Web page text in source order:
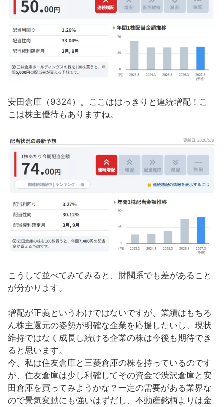
安田倉庫（9324）。ここははっきりと連続増配！こ
こは株主優待もありますね。
こうして並べてみてみると、財閥系でも差があること
が分かります。
増配が正義というわけではないですが、業績はもちろ
ん株主還元の姿勢が明確な企業を応援したいし、現状
維持ではなく成長し続ける企業の株は今後も期待でき
ると思います。
今、私は住友倉庫と三菱倉庫の株を持っているのです
が、住友倉庫は少し利確してその資金で渋沢倉庫と安
田倉庫を買ってみようかな？一定の需要がある業界な
ので景気変動にも強いはずだし、不動産銘柄よりは金